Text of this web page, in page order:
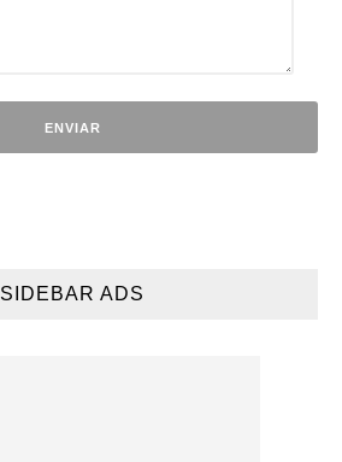
SIDEBAR ADS